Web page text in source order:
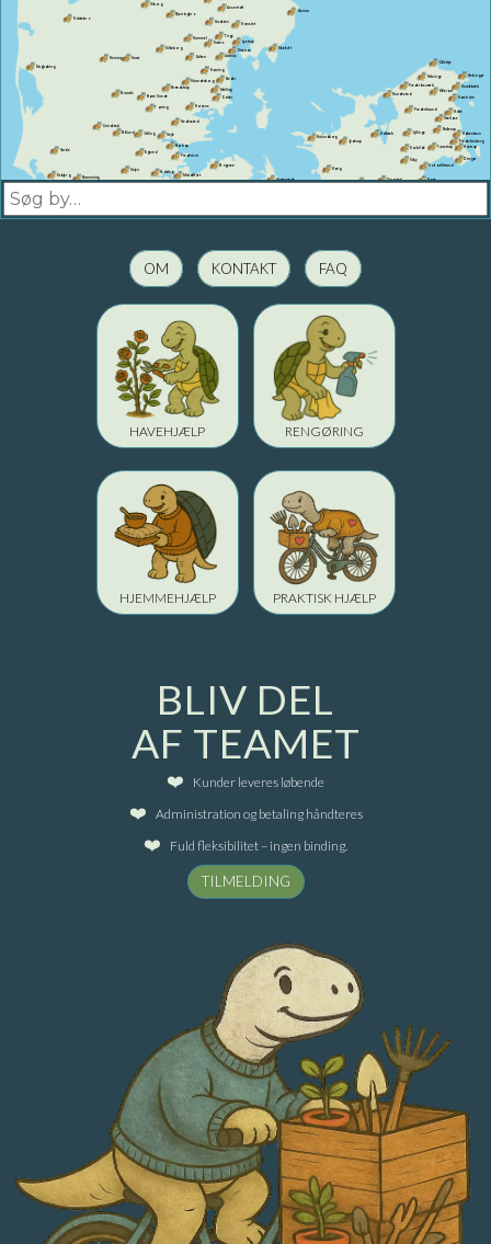
Aarhus
Assentoft
Ballerup
Beder
Billund
Bjerringbro
Bogense
Børkop
Bramming
Brande
Brædstrup
Dragør
Ebeltoft
Egtved
Esbjerg
Fredericia
Frederiksberg
Frederiksund
Frederiksværk
Galten
Gilleleje
Gråsten
Grenaa
Grindsted
Haderslev
Hadsten
Hammel
Hedensted
Helsinge Helsingør
Herning
Hillerød
Holbæk
Holstebro
Holte
Hornslet
Horsens
Humlebæk
Hundested
Høng
Hørning
Hørsholm
Ikast
Jelling
Jyderup
Jyllinge
Kalundborg
Kastrup
Kerteminde
Kolding
København
Køge
Lystrup
Maribo
Middelfart
Malling
Nørre Snede
Næstved
Odder
Ringkøbing
Ringsted
Risskov
Roskilde
Sabro
Silkeborg
Skanderborg
Skærbæk
Solrød Strand
Sønderborg
Taastrup
Trige
Tørring
Varde
Vejen
Vejle
Viborg
Viby
Vojens
Værløse
OM KONTAKT FAQ
HAVEHJÆLP RENGØRING
HJEMMEHJÆLP PRAKTISK HJÆLP
BLIV DEL
AF TEAMET
Kunder leveres løbende
Administration og betaling håndteres
Fuld fleksibilitet – ingen binding.
TILMELDING